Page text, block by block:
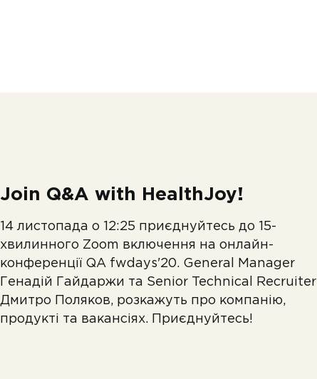
Join Q&A with HealthJoy!
14 листопада о 12:25 приєднуйтесь до 15-
хвилинного Zoom включення на онлайн-
конференції QA fwdays'20. General Manager
Генадій Гайдаржи та Senior Technical Recruiter
Дмитро Поляков, розкажуть про компанію,
продукті та вакансіях. Приєднуйтесь!